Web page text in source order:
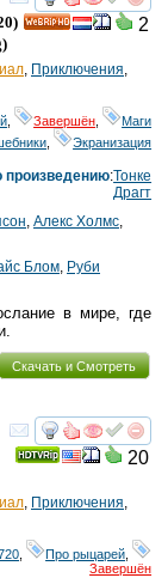
смотреть
2
)
Приключения
Завершён
Маги
Экранизация
произведению:Тонке
Драгт
Алекс Холмс
Блом Руби
в мире, где
Скачать и Смотреть
смотреть
20
, Приключения,
Про рыцарей
Завершён